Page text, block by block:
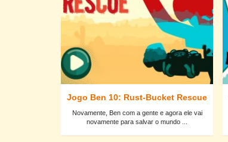
Jogo Ben 10: Rust-Bucket Rescue
Novamente, Ben com a gente e agora ele vai
novamente para salvar o mundo ...